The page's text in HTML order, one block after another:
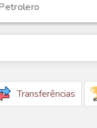
Transferências